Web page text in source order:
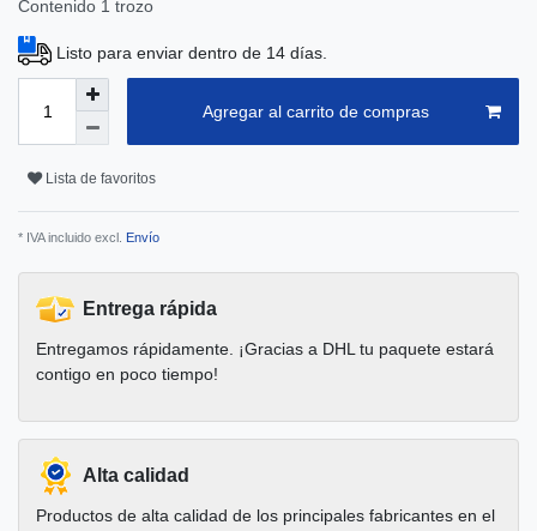
Contenido 1 trozo
Listo para enviar dentro de 14 días.
Agregar al carrito de compras
Lista de favoritos
* IVA incluido excl. Envío
Entrega rápida
Entregamos rápidamente. ¡Gracias a DHL tu paquete estará
contigo en poco tiempo!
Alta calidad
Productos de alta calidad de los principales fabricantes en el